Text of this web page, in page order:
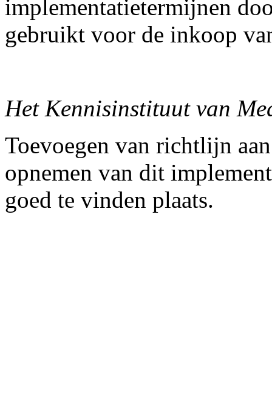
implementatietermijnen
gebruikt voor de inkoop
Het Kennisinstituut van
Toevoegen van richtlijn
opnemen van dit
goed te vinden plaats.